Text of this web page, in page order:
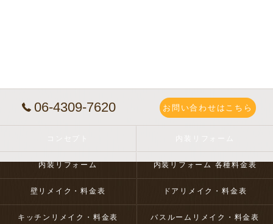
06-4309-7620 お問い合わせはこちら
内装リフォーム 内装リフォーム 各種料金表
壁リメイク・料金表 ドアリメイク・料金表
キッチンリメイク・料金表 バスルームリメイク・料金表